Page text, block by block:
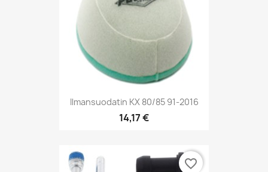
Ilmansuodatin KX 80/85 91-2016
14,17 €
favorite_border